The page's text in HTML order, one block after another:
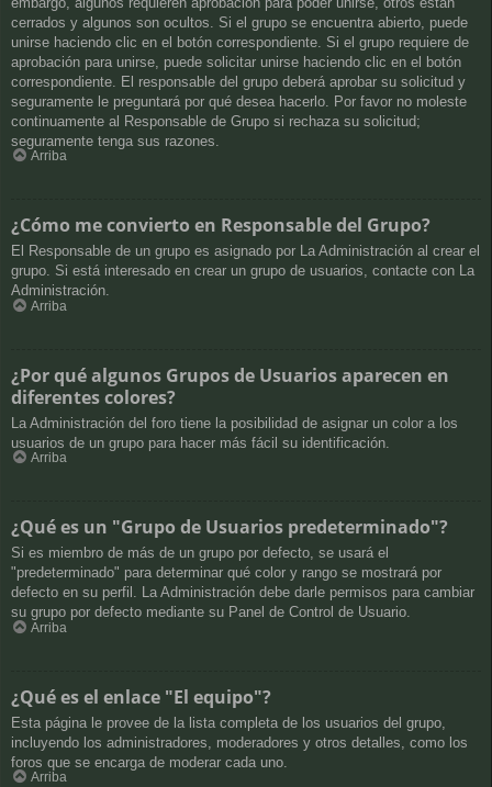
cerrados y algunos son ocultos. Si el grupo se encuentra abierto, puede
unirse haciendo clic en el botón correspondiente. Si el grupo requiere de
aprobación para unirse, puede solicitar unirse haciendo clic en el botón
correspondiente. El responsable del grupo deberá aprobar su solicitud y
seguramente le preguntará por qué desea hacerlo. Por favor no moleste
continuamente al Responsable de Grupo si rechaza su solicitud;
seguramente tenga sus razones.
Arriba
¿Cómo me convierto en Responsable del Grupo?
El Responsable de un grupo es asignado por La Administración al crear el
grupo. Si está interesado en crear un grupo de usuarios, contacte con La
Administración.
Arriba
¿Por qué algunos Grupos de Usuarios aparecen en
diferentes colores?
La Administración del foro tiene la posibilidad de asignar un color a los
usuarios de un grupo para hacer más fácil su identificación.
Arriba
¿Qué es un "Grupo de Usuarios predeterminado"?
Si es miembro de más de un grupo por defecto, se usará el
"predeterminado" para determinar qué color y rango se mostrará por
defecto en su perfil. La Administración debe darle permisos para cambiar
su grupo por defecto mediante su Panel de Control de Usuario.
Arriba
¿Qué es el enlace "El equipo"?
Esta página le provee de la lista completa de los usuarios del grupo,
incluyendo los administradores, moderadores y otros detalles, como los
foros que se encarga de moderar cada uno.
Arriba